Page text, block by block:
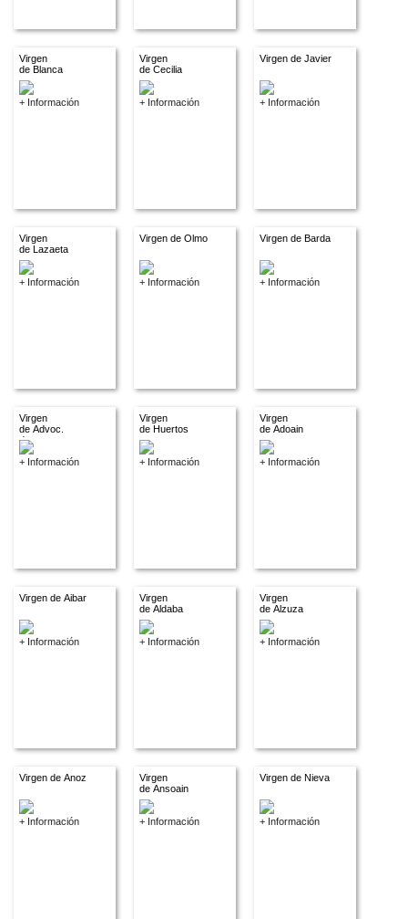
Virgen
de Blanca
+ Información
Virgen
de Cecilia
+ Información
Virgen de Javier
+ Información
Virgen
de Lazaeta
+ Información
Virgen de Olmo
+ Información
Virgen de Barda
+ Información
Virgen
de Advoc.
descon.
+ Información
Virgen
de Huertos
+ Información
Virgen
de Adoain
+ Información
Virgen de Aibar
+ Información
Virgen
de Aldaba
+ Información
Virgen
de Alzuza
+ Información
Virgen de Anoz
+ Información
Virgen
de Ansoain
+ Información
Virgen de Nieva
+ Información